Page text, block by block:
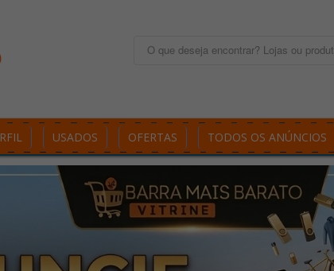
USADOS OFERTAS TODOS OS ANÚNCIOS